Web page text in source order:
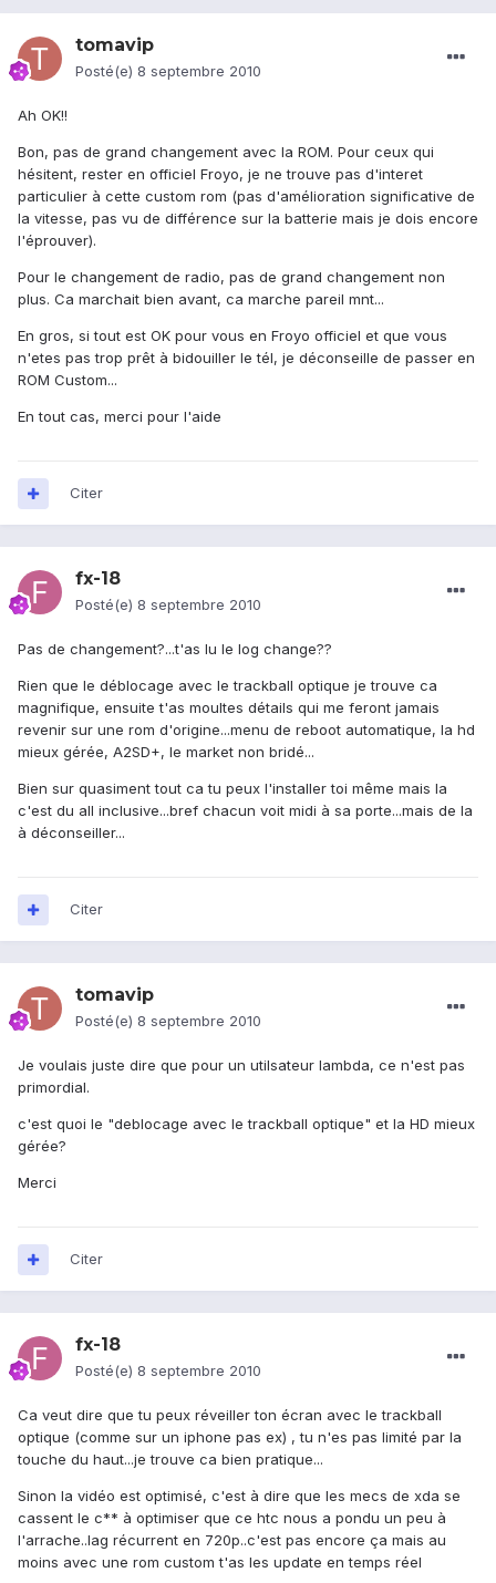
tomavip
Posté(e) 8 septembre 2010
Ah OK!!
Bon, pas de grand changement avec la ROM. Pour ceux qui
hésitent, rester en officiel Froyo, je ne trouve pas d'interet
particulier à cette custom rom (pas d'amélioration significative de
la vitesse, pas vu de différence sur la batterie mais je dois encore
l'éprouver).
Pour le changement de radio, pas de grand changement non
plus. Ca marchait bien avant, ca marche pareil mnt...
En gros, si tout est OK pour vous en Froyo officiel et que vous
n'etes pas trop prêt à bidouiller le tél, je déconseille de passer en
ROM Custom...
En tout cas, merci pour l'aide
Citer
fx-18
Posté(e) 8 septembre 2010
Pas de changement?...t'as lu le log change??
Rien que le déblocage avec le trackball optique je trouve ca
magnifique, ensuite t'as moultes détails qui me feront jamais
revenir sur une rom d'origine...menu de reboot automatique, la hd
mieux gérée, A2SD+, le market non bridé...
Bien sur quasiment tout ca tu peux l'installer toi même mais la
c'est du all inclusive...bref chacun voit midi à sa porte...mais de la
à déconseiller...
Citer
tomavip
Posté(e) 8 septembre 2010
Je voulais juste dire que pour un utilsateur lambda, ce n'est pas
primordial.
c'est quoi le "deblocage avec le trackball optique" et la HD mieux
gérée?
Merci
Citer
fx-18
Posté(e) 8 septembre 2010
Ca veut dire que tu peux réveiller ton écran avec le trackball
optique (comme sur un iphone pas ex) , tu n'es pas limité par la
touche du haut...je trouve ca bien pratique...
Sinon la vidéo est optimisé, c'est à dire que les mecs de xda se
cassent le c** à optimiser que ce htc nous a pondu un peu à
l'arrache..lag récurrent en 720p..c'est pas encore ça mais au
moins avec une rom custom t'as les update en temps réel